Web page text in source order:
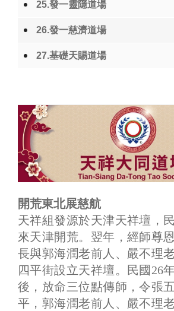
25.發一靈隱道場
26.發一慈濟道場
27.基礎天賜道場
開荒東北展慈航
天祥組發源於天津天祥壇，
來天津開荒。翌年，經師尊
長與郭海潤老前人、嚴不理
四平街設立天祥壇。民國26
後，放命三位點傳師，令張
平，郭海潤老前人、嚴不理